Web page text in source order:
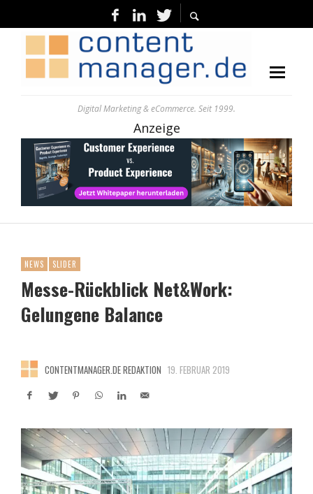
Digital Marketing & eCommerce. Seit 1999.
Anzeige
NEWS SLIDER
Messe-Rückblick Net&Work:
Gelungene Balance
CONTENTMANAGER.DE REDAKTION 19. FEBRUAR 2019